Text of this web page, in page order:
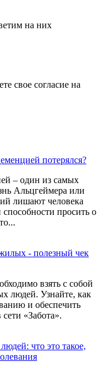
на них
свое согласие на
потерялся?
– один из самых
Альцгеймера или
лишают человека
просить о
- полезный чек
взять с собой
людей. Узнайте, как
и обеспечить
«Забота».
что это такое,